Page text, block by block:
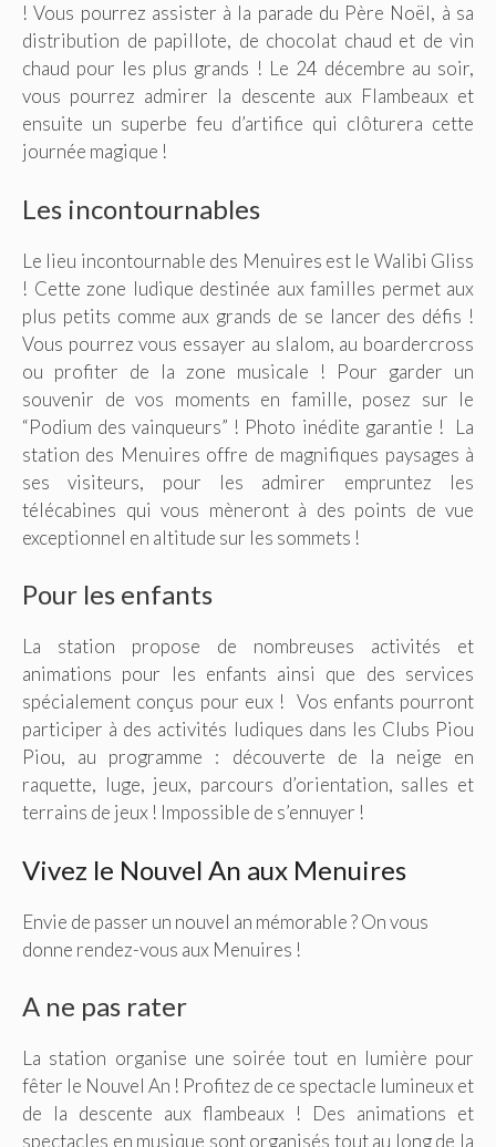
! Vous pourrez assister à la parade du Père Noël, à sa
distribution de papillote, de chocolat chaud et de vin
chaud pour les plus grands ! Le 24 décembre au soir,
vous pourrez admirer la descente aux Flambeaux et
ensuite un superbe feu d’artifice qui clôturera cette
journée magique !
Les incontournables
Le lieu incontournable des Menuires est le Walibi Gliss
! Cette zone ludique destinée aux familles permet aux
plus petits comme aux grands de se lancer des défis !
Vous pourrez vous essayer au slalom, au boardercross
ou profiter de la zone musicale ! Pour garder un
souvenir de vos moments en famille, posez sur le
“Podium des vainqueurs” ! Photo inédite garantie ! La
station des Menuires offre de magnifiques paysages à
ses visiteurs, pour les admirer empruntez les
télécabines qui vous mèneront à des points de vue
exceptionnel en altitude sur les sommets !
Pour les enfants
La station propose de nombreuses activités et
animations pour les enfants ainsi que des services
spécialement conçus pour eux ! Vos enfants pourront
participer à des activités ludiques dans les Clubs Piou
Piou, au programme : découverte de la neige en
raquette, luge, jeux, parcours d’orientation, salles et
terrains de jeux ! Impossible de s’ennuyer !
Vivez le Nouvel An aux Menuires
Envie de passer un nouvel an mémorable ? On vous
donne rendez-vous aux Menuires !
A ne pas rater
La station organise une soirée tout en lumière pour
fêter le Nouvel An ! Profitez de ce spectacle lumineux et
de la descente aux flambeaux ! Des animations et
spectacles en musique sont organisés tout au long de la